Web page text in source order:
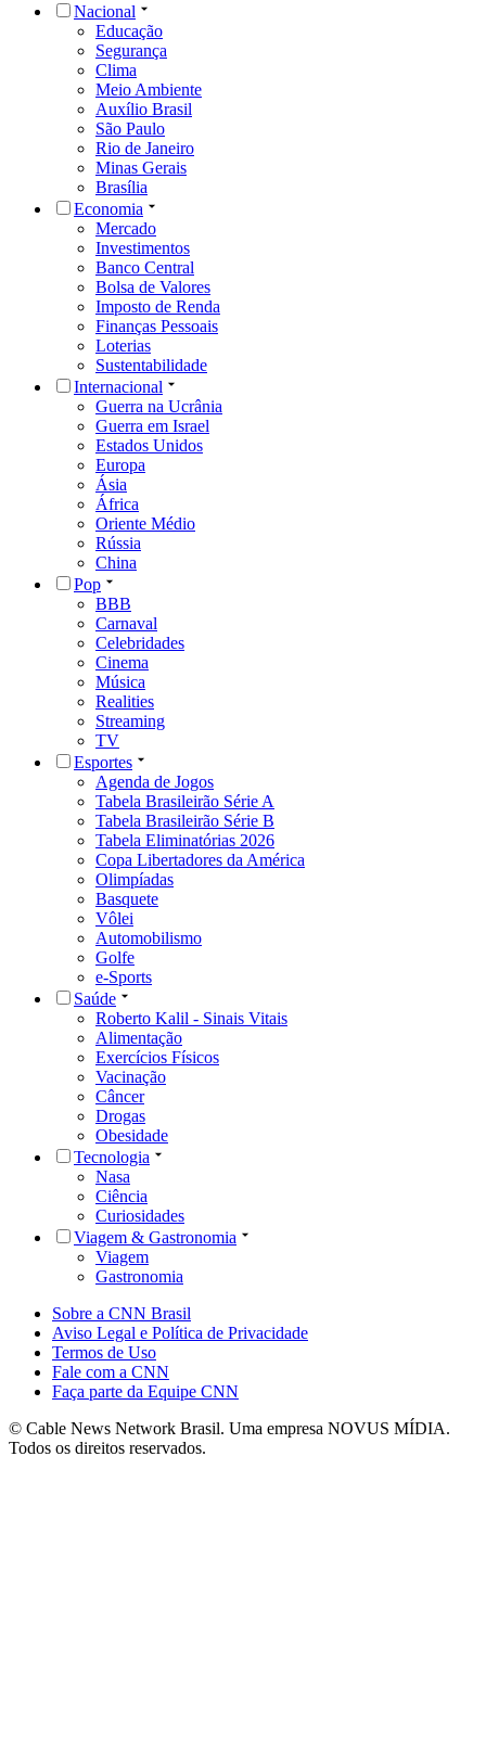
Nacional
Educação
Segurança
Clima
Meio Ambiente
Auxílio Brasil
São Paulo
Rio de Janeiro
Minas Gerais
Brasília
Economia
Mercado
Investimentos
Banco Central
Bolsa de Valores
Imposto de Renda
Finanças Pessoais
Loterias
Sustentabilidade
Internacional
Guerra na Ucrânia
Guerra em Israel
Estados Unidos
Europa
Ásia
África
Oriente Médio
Rússia
China
Pop
BBB
Carnaval
Celebridades
Cinema
Música
Realities
Streaming
TV
Esportes
Agenda de Jogos
Tabela Brasileirão Série A
Tabela Brasileirão Série B
Tabela Eliminatórias 2026
Copa Libertadores da América
Olimpíadas
Basquete
Vôlei
Automobilismo
Golfe
e-Sports
Saúde
Roberto Kalil - Sinais Vitais
Alimentação
Exercícios Físicos
Vacinação
Câncer
Drogas
Obesidade
Tecnologia
Nasa
Ciência
Curiosidades
Viagem & Gastronomia
Viagem
Gastronomia
Sobre a CNN Brasil
Aviso Legal e Política de Privacidade
Termos de Uso
Fale com a CNN
Faça parte da Equipe CNN
© Cable News Network Brasil. Uma empresa NOVUS MÍDIA.
Todos os direitos reservados.